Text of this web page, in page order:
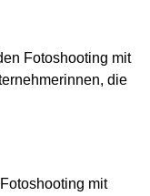
Fotoshooting mit
die
mit